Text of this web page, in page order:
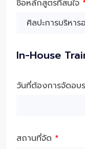
ชื่อหลักสูตรที่สนใจ
In-House
วันที่ต้องการจัดอบ
สถานที่จัด *